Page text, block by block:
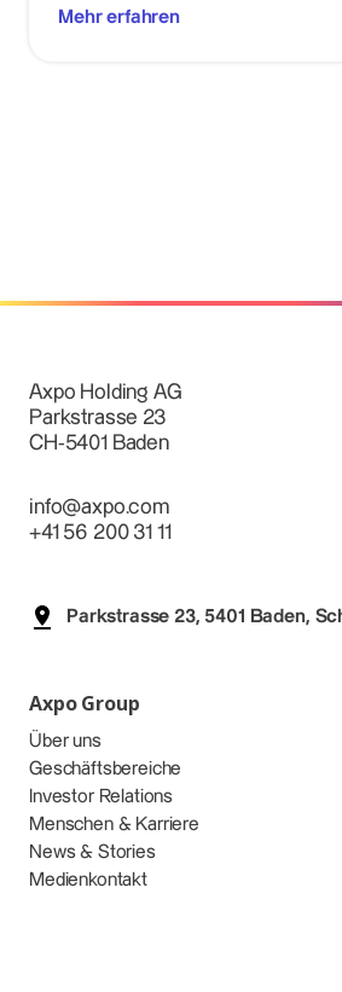
Mehr erfahren
Axpo Holding AG
Parkstrasse 23
CH-5401 Baden
info@axpo.com
+41 56 200 31 11
Parkstrasse 23, 5401 Baden,
Axpo Group
Über uns
Geschäftsbereiche
Investor Relations
Menschen & Karriere
News & Stories
Medienkontakt